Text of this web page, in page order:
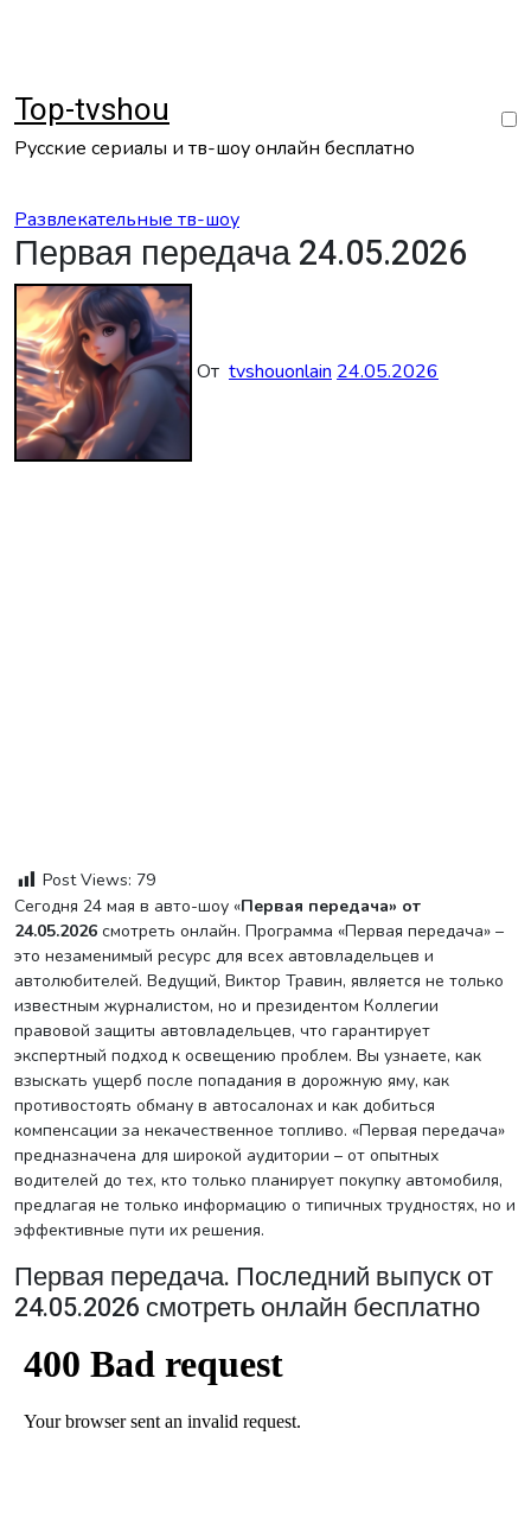
Top-tvshou
Русские сериалы и тв-шоу онлайн бесплатно
Развлекательные тв-шоу
Первая передача 24.05.2026
От tvshouonlain 24.05.2026
Post Views: 79
Сегодня 24 мая в авто-шоу «Первая передача» от
24.05.2026 смотреть онлайн. Программа «Первая передача» –
это незаменимый ресурс для всех автовладельцев и
автолюбителей. Ведущий, Виктор Травин, является не только
известным журналистом, но и президентом Коллегии
правовой защиты автовладельцев, что гарантирует
экспертный подход к освещению проблем. Вы узнаете, как
взыскать ущерб после попадания в дорожную яму, как
противостоять обману в автосалонах и как добиться
компенсации за некачественное топливо. «Первая передача»
предназначена для широкой аудитории – от опытных
водителей до тех, кто только планирует покупку автомобиля,
предлагая не только информацию о типичных трудностях, но и
эффективные пути их решения.
Первая передача. Последний выпуск от
24.05.2026 смотреть онлайн бесплатно